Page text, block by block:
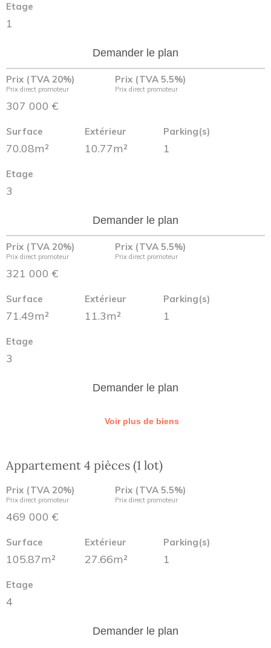
Etage
1
Demander le plan
Prix (TVA 20%)
Prix direct promoteur
307 000 €
Prix (TVA 5.5%)
Prix direct promoteur
Surface
70.08m²
Extérieur
10.77m²
Parking(s)
1
Etage
3
Demander le plan
Prix (TVA 20%)
Prix direct promoteur
321 000 €
Prix (TVA 5.5%)
Prix direct promoteur
Surface
71.49m²
Extérieur
11.3m²
Parking(s)
1
Etage
3
Demander le plan
Voir plus de biens
Appartement 4 pièces (1 lot)
Prix (TVA 20%)
Prix direct promoteur
469 000 €
Prix (TVA 5.5%)
Prix direct promoteur
Surface
105.87m²
Extérieur
27.66m²
Parking(s)
1
Etage
4
Demander le plan